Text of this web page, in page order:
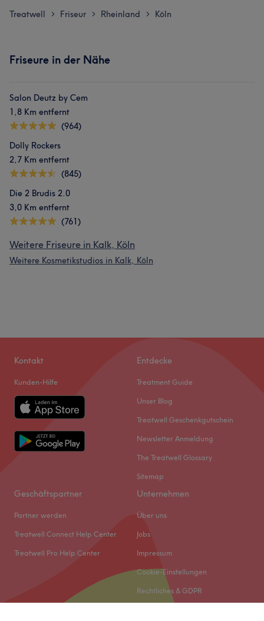
Treatwell > Friseur > Rheinland > Köln
Friseure in der Nähe
Salon Deutz by Cem
1,8 Km entfernt
(964)
Dolly Rockers
2,7 Km entfernt
(845)
Die 2 Brudis 2.0
3,0 Km entfernt
(761)
Weitere Friseure in Kalk, Köln
Weitere Kosmetikstudios in Kalk, Köln
Kontakt
Kunden-Hilfe
Entdecke
Treatment Guide
Unser Blog
Treatwell Geschenkgutschein
Newsletter Anmeldung
The Treatwell Glossary
Sitemap
Geschäftspartner
Partner werden
Treatwell Connect Help Center
Treatwell Pro Help Center
Unternehmen
Über uns
Jobs
Impressum
Cookie-Einstellungen
Rechtliches & GDPR